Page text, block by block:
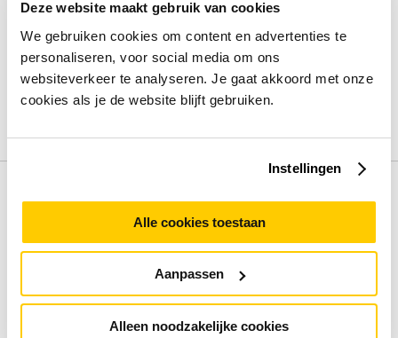
Deze website maakt gebruik van cookies
We gebruiken cookies om content en advertenties te
personaliseren, voor social media om ons
websiteverkeer te analyseren. Je gaat akkoord met onze
cookies als je de website blijft gebruiken.
Instellingen
Alle cookies toestaan
Aanpassen
Alleen noodzakelijke cookies
Switch typeManaged
Power over Ethernet (PoE)
Ja
Type basis-switching RJ-45 Ethernet-poorten
Ethernet (100/1000/2500)
Koperen ethernetbekabelingstechnologie2.5GBASE-
T,100BASE-T,1000BASE-T
Bekijk alle specificaties
Review
Beoordelingen binnenkort beschikbaar
Deel je ervaring met het product door het schrijven van een
review.